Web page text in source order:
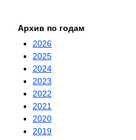
Архив по годам
2026
2025
2024
2023
2022
2021
2020
2019